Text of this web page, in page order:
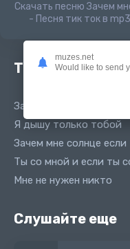
Скачать песню Зачем
- Песня тик ток в
Текст песни
Зачем мне воздух если
Я дышу только тобой
Зачем мне солнце если
Ты со мной и если ты
Мне не нужен никто
Слушайте еще
muzes.net
Would like to send